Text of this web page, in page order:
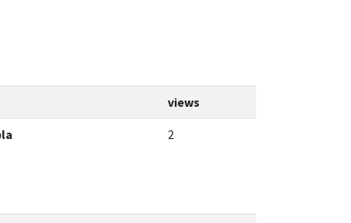
views
2